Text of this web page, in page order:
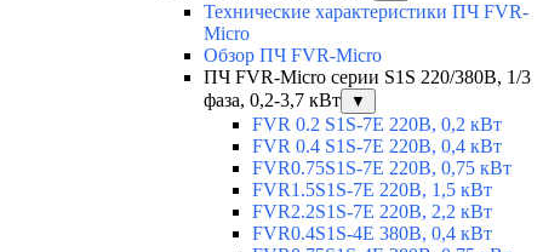
Технические характеристики ПЧ FVR-
Micro
Обзор ПЧ FVR-Micro
ПЧ FVR-Micro серии S1S 220/380В, 1/3
фаза, 0,2-3,7 кВт
▼
FVR 0.2 S1S-7E 220В, 0,2 кВт
FVR 0.4 S1S-7E 220В, 0,4 кВт
FVR0.75S1S-7E 220В, 0,75 кВт
FVR1.5S1S-7E 220В, 1,5 кВт
FVR2.2S1S-7E 220В, 2,2 кВт
FVR0.4S1S-4E 380В, 0,4 кВт